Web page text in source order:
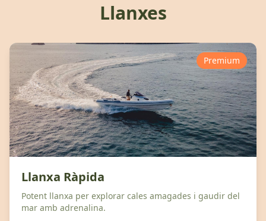
Llanxes
Premium
Llanxa Ràpida
Potent llanxa per explorar cales amagades i gaudir del
mar amb adrenalina.